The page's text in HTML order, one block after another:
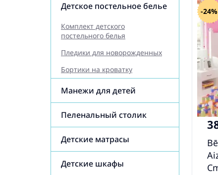
Детское постельное белье
Комплект детского
постельного белья
Пледики для новорожденных
Бортики на кроватку
Манежи для детей
Пеленальный столик
Детские матрасы
Детские шкафы
-24%